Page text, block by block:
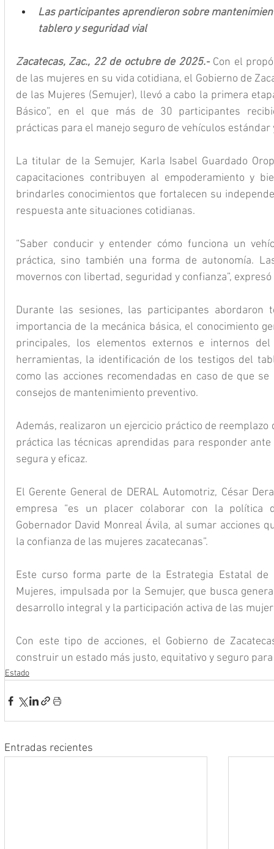
Las participantes aprendieron sobre
tablero y seguridad vial
Zacatecas, Zac., 22 de octubre de 2025.- Con el
de las mujeres en su vida cotidiana, el Gobierno de
de las Mujeres (Semujer), llevó a cabo la primera
Básico”, en el que más de 30 participantes
prácticas para el manejo seguro de vehículos estándar
La titular de la Semujer, Karla Isabel Guardado
capacitaciones contribuyen al empoderamiento y
brindarles conocimientos que fortalecen su
respuesta ante situaciones cotidianas.
“Saber conducir y entender cómo funciona un
práctica, sino también una forma de autonomía.
movernos con libertad, seguridad y confianza”,
Durante las sesiones, las participantes abordaron
importancia de la mecánica básica, el conocimiento
principales, los elementos externos e internos
herramientas, la identificación de los testigos del
como las acciones recomendadas en caso de que
consejos de mantenimiento preventivo.
Además, realizaron un ejercicio práctico de
práctica las técnicas aprendidas para responder
segura y eficaz.
El Gerente General de DERAL Automotriz, César
empresa “es un placer colaborar con la política
Gobernador David Monreal Ávila, al sumar acciones
la confianza de las mujeres zacatecanas”.
Este curso forma parte de la Estrategia Estatal de
Mujeres, impulsada por la Semujer, que busca
desarrollo integral y la participación activa de las
Con este tipo de acciones, el Gobierno de
construir un estado más justo, equitativo y seguro
Estado
Entradas recientes